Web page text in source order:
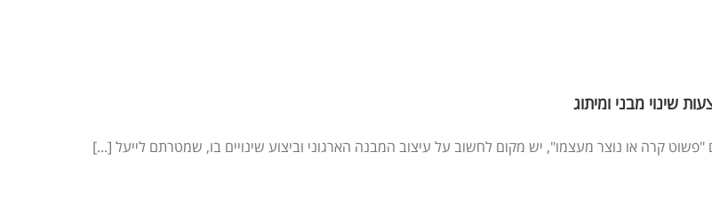
שינוי מבני ומיתוג
קרה או נוצר מעצמו", יש מקום לחשוב על עיצוב המבנה הארגוני וביצוע שינויים בו, שמטרתם לייעל [...]